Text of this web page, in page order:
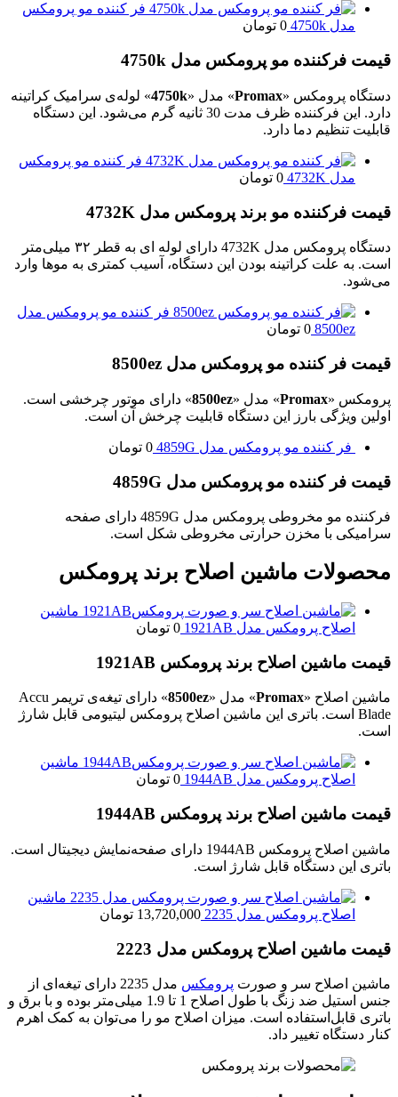
فر کننده مو پرومکس
مدل 4750k
0 تومان
قیمت فرکننده مو پرومکس مدل 4750k
دستگاه پرومکس «Promax» مدل «4750k» لوله‌ی سرامیک کراتینه
دارد. این فرکننده ظرف مدت 30 ثانیه گرم می‌شود. این دستگاه
قابلیت تنظیم دما دارد.
فر کننده مو پرومکس
مدل 4732K
0 تومان
قیمت فرکننده مو برند پرومکس مدل 4732K
دستگاه پرومکس مدل 4732K دارای لوله ای به قطر ۳۲ میلی‌متر
است. به علت کراتینه بودن این دستگاه، آسیب کمتری به مو‌ها وارد
می‌شود.
فر کننده مو پرومکس مدل
8500ez
0 تومان
قیمت فر کننده مو پرومکس مدل 8500ez
پرومکس «Promax» مدل «8500ez» دارای موتور چرخشی است.
اولین ویژگی بارز این دستگاه قابلیت چرخش آن است.
فر کننده مو پرومکس مدل 4859G 0 تومان
قیمت فر کننده مو پرومکس مدل 4859G
فرکننده مو مخروطی پرومکس مدل 4859G دارای صفحه
سرامیکی با مخزن حرارتی مخروطی شکل است.
محصولات ماشین اصلاح برند پرومکس
ماشین
اصلاح پرومکس مدل 1921AB
0 تومان
قیمت ماشین اصلاح برند پرومکس 1921AB
ماشین اصلاح «Promax» مدل «8500ez
» دارای تیغه‌ی تریمر Accu
Blade است. باتری این ماشین اصلاح پرومکس لیتیومی قابل شارژ
است.
ماشین
اصلاح پرومکس مدل 1944AB
0 تومان
قیمت ماشین اصلاح برند پرومکس 1944AB
ماشین اصلاح پرومکس 1944AB دارای صفحه‌نمایش دیجیتال است.
باتری این دستگاه قابل شارژ است.
ماشین
اصلاح پرومکس مدل 2235
13,720,000 تومان
قیمت ماشین اصلاح پرومکس مدل 2223
ماشین اصلاح سر و صورت پرومکس
مدل 2235 دارای تیغه‌‌ای از
جنس استیل ضد زنگ با طول اصلاح 1 تا 1.9 میلی‌متر بوده و با برق و
باتری قابل‌استفاده است. میزان اصلاح مو را می‌توان به کمک اهرم
کنار دستگاه تغییر داد.